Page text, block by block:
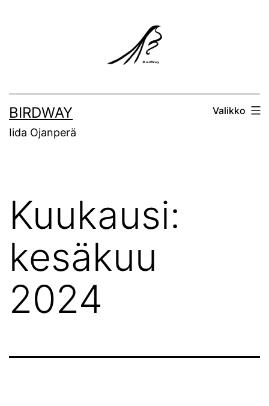
BIRDWAY
Iida Ojanperä
Valikko
Kuukausi:
kesäkuu
2024